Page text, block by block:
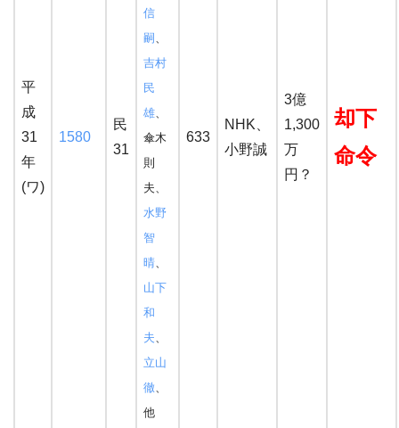
平
成
31
年
(ワ)
1580
民
31
信
嗣 、
吉村
民
雄、
傘木
則
夫、
水野
智
晴、
山下
和
夫、
立山
徹、
他
633
NHK、
小野誠
3億
1,300
万
円？
却下
命令